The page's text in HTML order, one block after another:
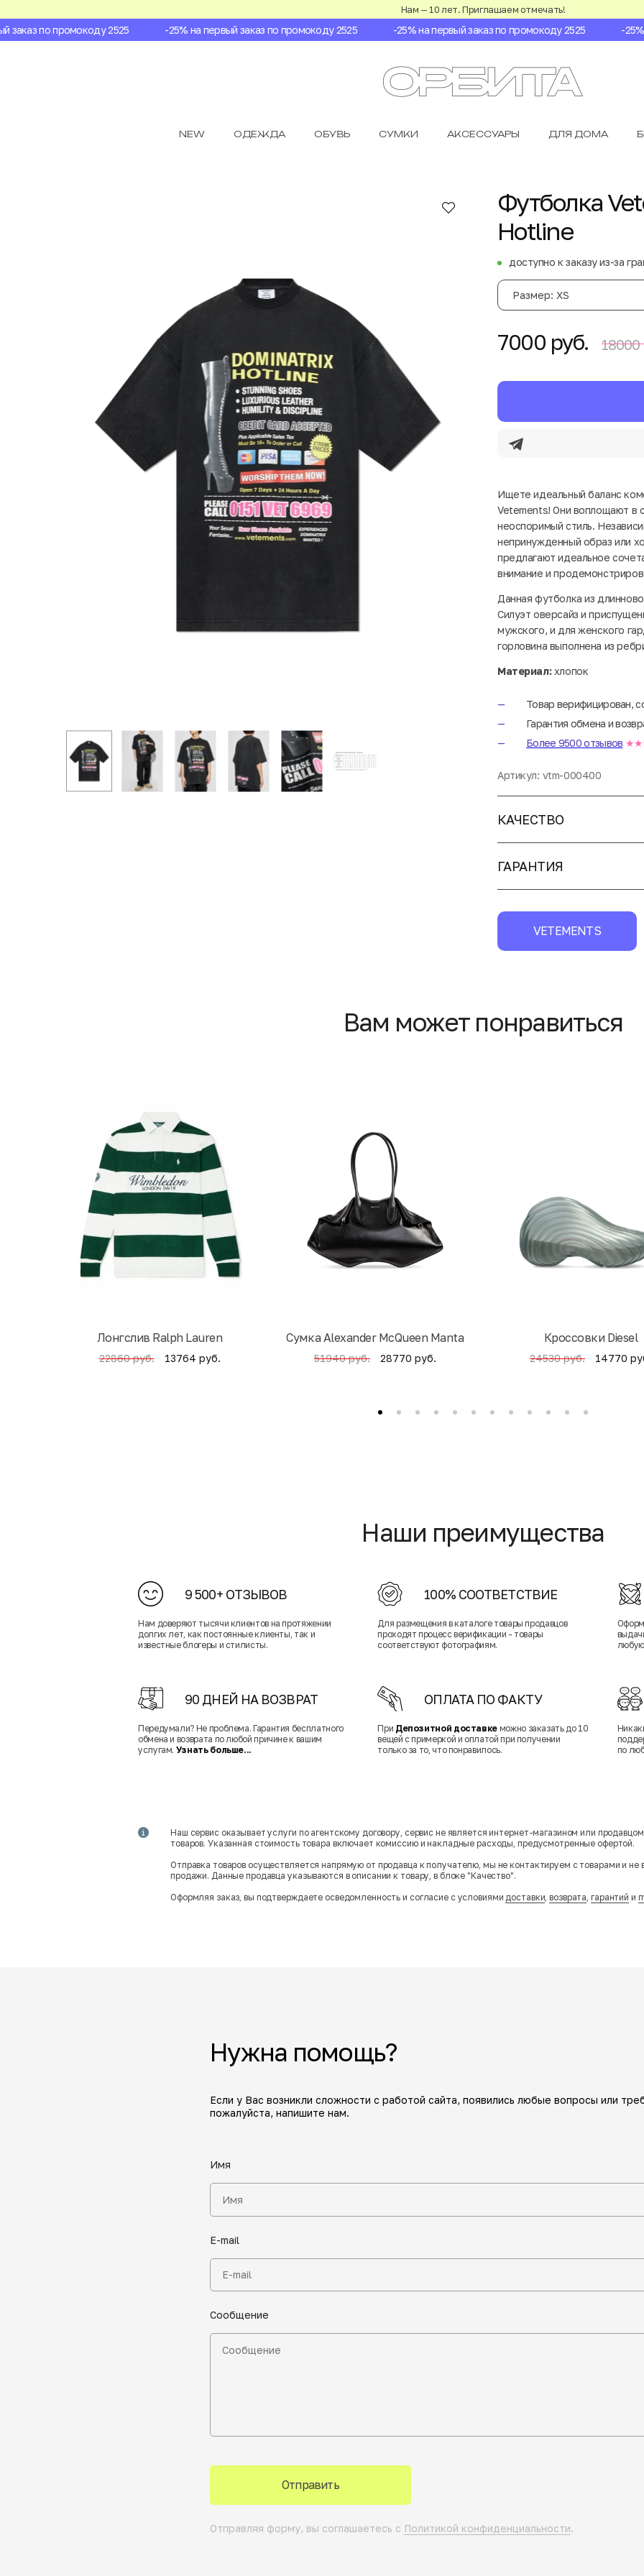
Нам — 10 лет. Приглашаем отмечать!
по промокоду 2525 -25% на первый заказ по промокоду 2525 -25% на первый заказ по промокоду 2525 -25%
NEW ОДЕЖДА ОБУВЬ СУМКИ АКСЕССУАРЫ ДЛЯ ДОМА
Футболка
Hotline
доступно к заказу из-за
Размер: XS
7000 руб. 18000
Ищете идеальный баланс
Vetements! Они воплощают в
неоспоримый стиль.
непринужденный образ или
предлагают идеальное
внимание и
Данная футболка из
Силуэт оверсайз и
мужского, и для женского
горловина выполнена из
Материал:хлопок
Товар верифицирован,
Гарантия обмена и
Более 9500 отзывов
Артикул: vtm-000400
КАЧЕСТВО
ГАРАНТИЯ
VETEMENTS
Вам может понравиться
Лонгслив Ralph Lauren
22860 руб. 13764 руб.
Cумка Alexander McQueen Manta
51940 руб. 28770 руб.
Кроссовки Diesel
24530 руб. 14770
Наши преимущества
9 500+ ОТЗЫВОВ
Нам доверяют тысячи клиентов на протяжении
долгих лет, как постоянные клиенты, так и
известные блогеры и стилисты.
100% СООТВЕТСТВИЕ
Для размещения в каталоге товары продавцов
проходят процесс верификации - товары
соответствуют фотографиям.
90 ДНЕЙ НА ВОЗВРАТ
Передумали? Не проблема. Гарантия бесплатного
обмена и возврата по любой причине к вашим
услугам. Узнать больше...
ОПЛАТА ПО ФАКТУ
При Депозитной доставке можно заказать до 10
вещей с примеркой и оплатой при получении
только за то, что понравилось.
по
Наш сервис оказывает услуги по агентскому договору, сервис не является интернет-магазином или
товаров. Указанная стоимость товара включает комиссию и накладные расходы, предусмотренные офертой.
Отправка товаров осуществляется напрямую от продавца к получателю, мы не контактируем с товарами и
продажи. Данные продавца указываются в описании к товару, в блоке "Качество".
Оформляя заказ, вы подтверждаете осведомленность и согласие с условиямидоставки,возврата, гарантий и
Нужна помощь?
Если у Вас возникли сложности с работой сайта, появились любые вопросы или
пожалуйста, напишите нам.
Имя
E-mail
Сообщение
Отправить
Отправляя форму, вы соглашаетесь с Политикой конфиденциальности.